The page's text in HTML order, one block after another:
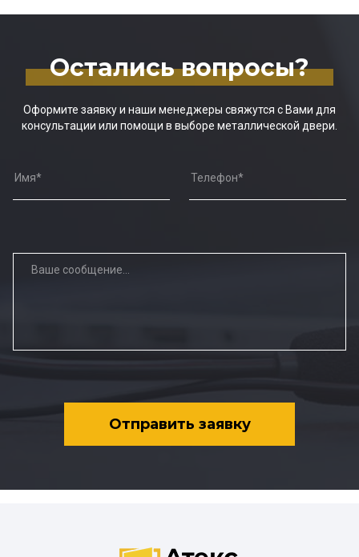
Остались вопросы?
Оформите заявку и наши менеджеры свяжутся с Вами для
консультации или помощи в выборе металлической двери.
Отправить заявку